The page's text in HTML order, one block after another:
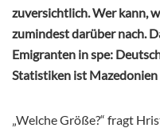
zuversichtlich. Wer kann,
zumindest darüber nach.
Emigranten in spe:
Statistiken ist
„Welche Größe?“ fragt